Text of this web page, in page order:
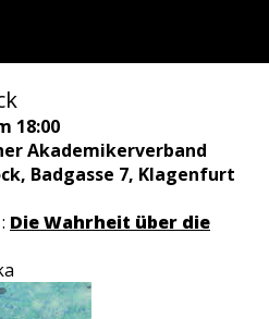
18:00
Akademikerverband
Badgasse 7, Klagenfurt
Die Wahrheit über die